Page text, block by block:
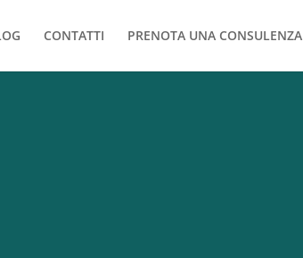
CONTATTI PRENOTA UNA CONSULENZA